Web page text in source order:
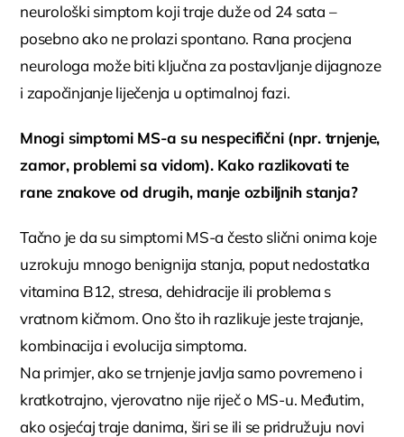
neurološki simptom koji traje duže od 24 sata –
posebno ako ne prolazi spontano. Rana procjena
neurologa može biti ključna za postavljanje dijagnoze
i započinjanje liječenja u optimalnoj fazi.
Mnogi simptomi MS-a su nespecifični (npr. trnjenje,
zamor, problemi sa vidom). Kako razlikovati te
rane znakove od drugih, manje ozbiljnih stanja?
Tačno je da su simptomi MS-a često slični onima koje
uzrokuju mnogo benignija stanja, poput nedostatka
vitamina B12, stresa, dehidracije ili problema s
vratnom kičmom. Ono što ih razlikuje jeste trajanje,
kombinacija i evolucija simptoma.
Na primjer, ako se trnjenje javlja samo povremeno i
kratkotrajno, vjerovatno nije riječ o MS-u. Međutim,
ako osjećaj traje danima, širi se ili se pridružuju novi